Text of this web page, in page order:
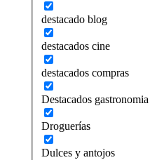
destacado blog
destacados cine
destacados compras
Destacados gastronomia
Droguerías
Dulces y antojos